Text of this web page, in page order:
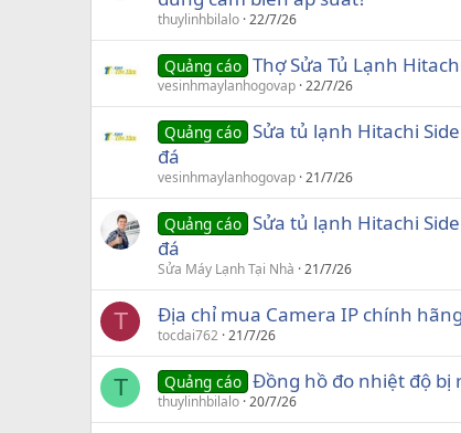
thuylinhbilalo 22/7/26
Quảng cáo Thợ Sửa Tủ Lạnh
vesinhmaylanhogovap 22/7/26
Quảng cáo Sửa tủ lạnh Hitachi
đá
vesinhmaylanhogovap 21/7/26
Quảng cáo Sửa tủ lạnh Hitachi
đá
Sửa Máy Lạnh Tại Nhà 21/7/26
T Địa chỉ mua Camera IP chính
tocdai762 21/7/26
T Quảng cáo Đồng hồ đo nhiệt độ bị
thuylinhbilalo 20/7/26